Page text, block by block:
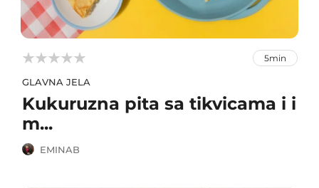


 5min
GLAVNA JELA
Kukuruzna pita sa tikvicama i i
m...
EMINAB